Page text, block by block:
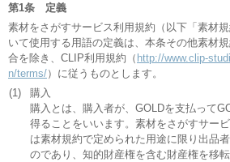
第1条 定義
素材をさがすサービス利用規約（以下「素材
いて使用する用語の定義は、本条その他素材
合を除き、CLIP利用規約（ http://www.clip-
n/terms/）に従うものとします。
(1)
購入
購入とは、購入者が、GOLDを支払って
得ることをいいます。素材をさがすサー
は素材規約で定められた用途に限り出品
のであり、知的財産権を含む財産権を移